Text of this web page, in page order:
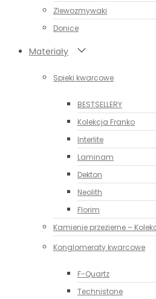
Zlewozmywaki
Donice
Materiały
Spieki kwarcowe
BESTSELLERY
Kolekcja Franko
Interlite
Laminam
Dekton
Neolith
Florim
Kamienie przezierne –
Konglomeraty kwarcowe
F-Quartz
Technistone